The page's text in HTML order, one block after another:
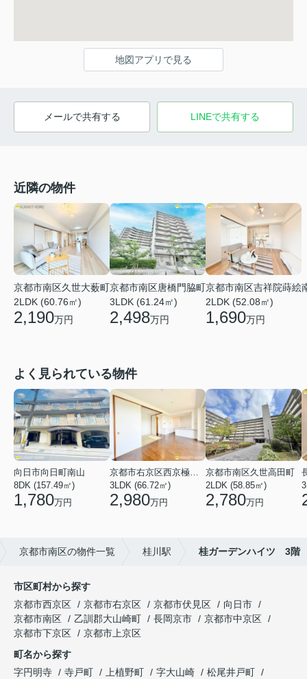
地図アプリで見る
メールで共有する LINEで共有する
近隣の物件
京都市南区久世大薮町
2LDK (60.76㎡)
2,190万円
京都市南区唐橋門脇町
3LDK (61.24㎡)
2,498万円
京都市南区吉祥院蒔絵
2LDK (52.08㎡)
1,690万円
よく見られている物件
向日市向日町南山
8DK (157.49㎡)
1,780万円
京都市右京区西京極河原町
3LDK (66.72㎡)
2,980万円
京都市南区久世高田町
2LDK (58.85㎡)
2,780万円
京都市南区の物件一覧 桂川駅 桂ガーデンハイツ 3階
市区町村から探す
京都市西京区
京都市右京区 京都市伏見区
向日市
京都市南区
乙訓郡大山崎町 長岡京市
京都市中京区
京都市下京区
京都市上京区
町名から探す
字円明寺
寺戸町 上植野町 字大山崎
松尾井戸町